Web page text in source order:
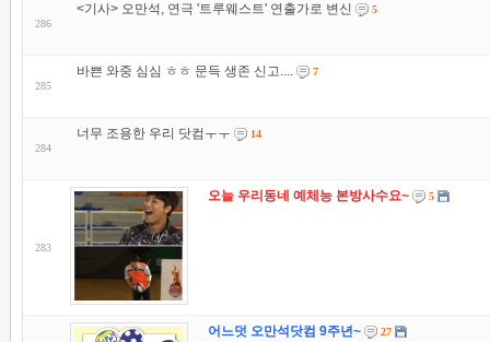
286
<기사> 오만석, 연극 '트루웨스트' 연출가로 변신 5
285
바쁜 와중 심심 ㅎㅎ 문득 생존 신고.... 7
284
너무 조용한 우리 닷컴ㅜㅜ 14
283
오늘 우리동네 예체능 본방사수요~ 5
어느덧 오만석닷컴 9주년~ 27